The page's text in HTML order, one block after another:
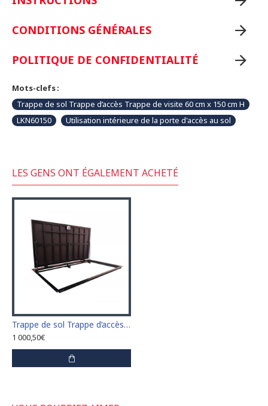
CONDITIONS GÉNÉRALES
POLITIQUE DE CONFIDENTIALITÉ
Mots-clefs :
Trappe de sol Trappe d’accès Trappe de visite 60 cm x 150 cm H
LKN60150
Utilisation intérieure de la porte d'accès au sol
LES GENS ONT ÉGALEMENT ACHETÉ
Trappe de sol Trappe d’accès Trappe de visite 60 cm x 100 cm "H"
1 000,50€